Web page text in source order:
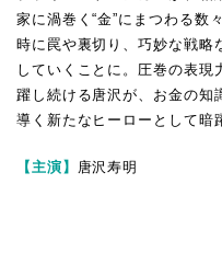
家に渦巻く“金”にまつわる数
時に罠や裏切り、巧妙な戦略
していくことに。圧巻の表現
躍し続ける唐沢が、お金の知
導く新たなヒーローとして暗
【主演】 唐沢寿明